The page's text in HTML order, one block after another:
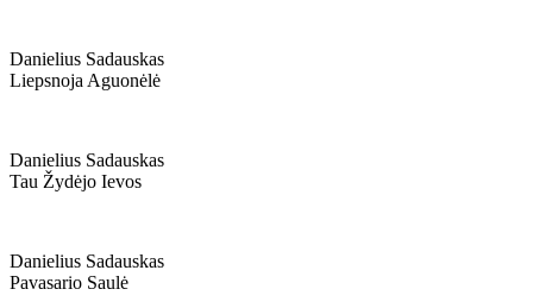
Danielius Sadauskas
Liepsnoja Aguonėlė
Danielius Sadauskas
Tau Žydėjo Ievos
Danielius Sadauskas
Pavasario Saulė